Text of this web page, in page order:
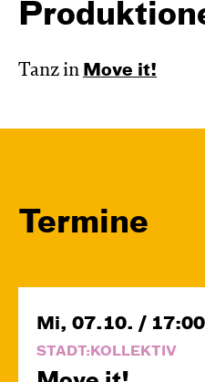
Tanz in Move it!
Termine
Mi, 07.10. /
STADT:KOLLEKTIV